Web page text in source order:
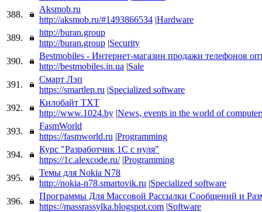
388.
Aksmob.ru
http://aksmob.ru/#1493866534 |Hardware
389.
http://buran.group
http://buran.group |Security
390.
Bestmobiles - Интернет-магазин продажи телефонов
http://bestmobiles.in.ua |Sale
391.
Смарт Лэп
https://smartlep.ru |Specialized software
392.
Килобайт TXT
http://www.1024.by |News, events in the world of
393.
FasmWorld
https://fasmworld.ru |Programming
394.
Курс "Разработчик 1С с нуля"
https://1c.alexcode.ru/ |Programming
395.
Темы для Nokia N78
http://nokia-n78.smartovik.ru |Specialized software
396.
Программы Для Массовой Рассылки Сообщений и
https://massrassylka.blogspot.com |Software